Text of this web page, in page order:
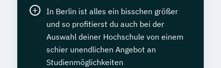
In Berlin ist alles ein bisschen größer
und so profitierst du auch bei der
Auswahl deiner Hochschule von einem
schier unendlichen Angebot an
Studienmöglichkeiten